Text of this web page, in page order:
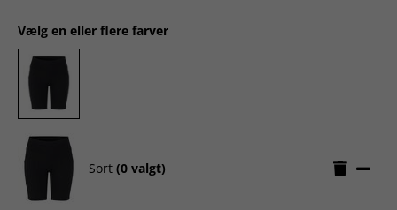
Vælg en eller flere farver
Sort (0 valgt)